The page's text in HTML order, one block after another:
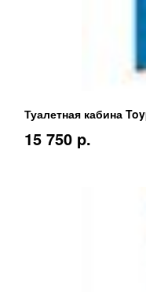
Туалетная кабина
15 750 p.